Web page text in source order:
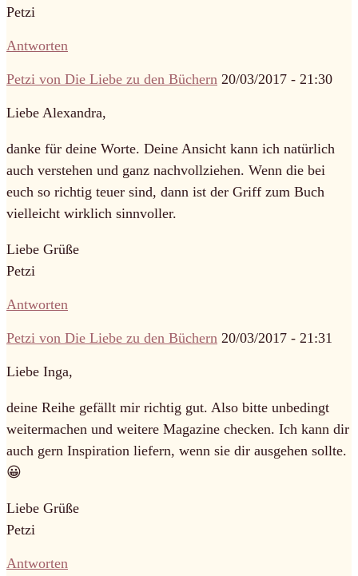
Petzi
Antworten
Petzi von Die Liebe zu den Büchern 20/03/2017 - 21:30
Liebe Alexandra,
danke für deine Worte. Deine Ansicht kann ich natürlich
auch verstehen und ganz nachvollziehen. Wenn die bei
euch so richtig teuer sind, dann ist der Griff zum Buch
vielleicht wirklich sinnvoller.
Liebe Grüße
Petzi
Antworten
Petzi von Die Liebe zu den Büchern 20/03/2017 - 21:31
Liebe Inga,
deine Reihe gefällt mir richtig gut. Also bitte unbedingt
weitermachen und weitere Magazine checken. Ich kann dir
auch gern Inspiration liefern, wenn sie dir ausgehen sollte.
😀
Liebe Grüße
Petzi
Antworten